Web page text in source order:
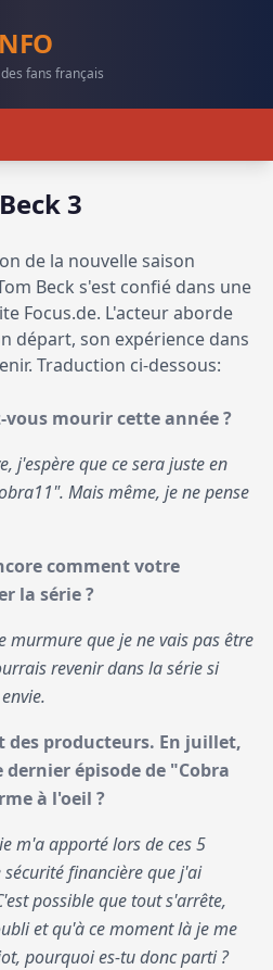
fans français
3
de la nouvelle saison
Beck s'est confié dans une
Focus.de. L'acteur aborde
départ, son expérience dans
Traduction ci-dessous:
vous mourir cette année ?
j'espère que ce sera juste en
Mais même, je ne pense
comment votre
la série ?
murmure que je ne vais pas être
revenir dans la série si
des producteurs. En juillet,
épisode de "Cobra
à l'oeil ?
m'a apporté lors de ces 5
financière que j'ai
possible que tout s'arrête,
et qu'à ce moment là je me
pourquoi es-tu donc parti ?